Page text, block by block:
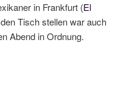
in Frankfurt (El
Tisch stellen war auch
Abend in Ordnung.